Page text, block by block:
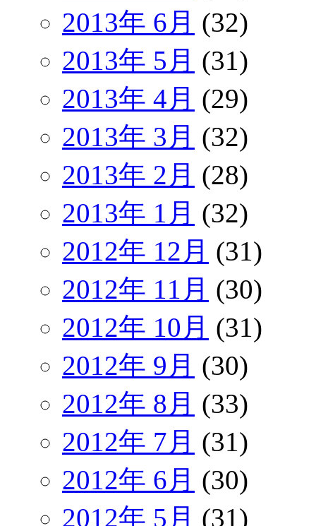
2013年 6月 (32)
2013年 5月 (31)
2013年 4月 (29)
2013年 3月 (32)
2013年 2月 (28)
2013年 1月 (32)
2012年 12月 (31)
2012年 11月 (30)
2012年 10月 (31)
2012年 9月 (30)
2012年 8月 (33)
2012年 7月 (31)
2012年 6月 (30)
2012年 5月 (31)